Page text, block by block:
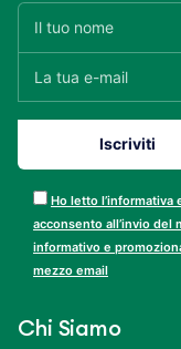
Ho letto l’informativa
acconsento all’invio del
informativo e
mezzo email
Chi Siamo